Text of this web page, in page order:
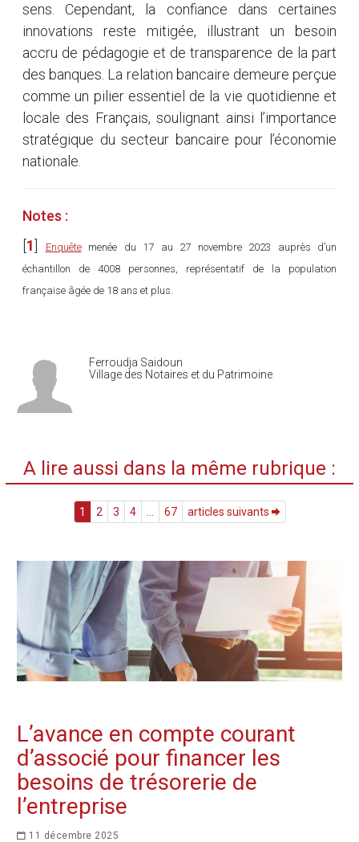
sens. Cependant, la confiance dans certaines
innovations reste mitigée, illustrant un besoin
accru de pédagogie et de transparence de la part
des banques. La relation bancaire demeure perçue
comme un pilier essentiel de la vie quotidienne et
locale des Français, soulignant ainsi l’importance
stratégique du secteur bancaire pour l’économie
nationale.
Notes :
1 Enquêtemenée du 17 au 27 novembre 2023 auprès d’un
échantillon de 4008 personnes, représentatif de la population
française âgée de 18 ans et plus.
Ferroudja Saidoun
Village des Notaires et du Patrimoine
A lire aussi dans la même rubrique :
1 2 3 4 67 articles suivants
L’avance en compte courant
d’associé pour financer les
besoins de trésorerie de
l’entreprise
11 décembre 2025